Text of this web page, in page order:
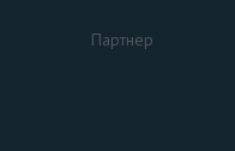
Партнер